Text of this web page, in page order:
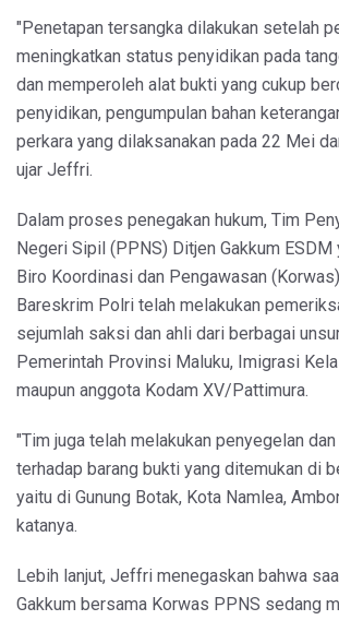
"Penetapan tersangka dilakukan setelah
meningkatkan status penyidikan pada
dan memperoleh alat bukti yang cukup
penyidikan, pengumpulan bahan
perkara yang dilaksanakan pada 22 Mei
ujar Jeffri.
Dalam proses penegakan hukum, Tim
Negeri Sipil (PPNS) Ditjen Gakkum
Biro Koordinasi dan Pengawasan
Bareskrim Polri telah melakukan
sejumlah saksi dan ahli dari berbagai
Pemerintah Provinsi Maluku, Imigrasi
maupun anggota Kodam XV/Pattimura.
"Tim juga telah melakukan penyegelan
terhadap barang bukti yang ditemukan di
yaitu di Gunung Botak, Kota Namlea,
katanya.
Lebih lanjut, Jeffri menegaskan bahwa
Gakkum bersama Korwas PPNS sedang